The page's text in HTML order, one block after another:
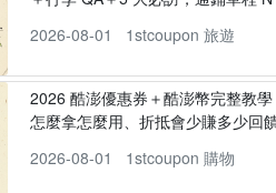
2026-08-01
1stcoupon 旅遊
2026 酷澎優惠券＋酷澎幣完整教
怎麼拿怎麼用、折抵會少賺多少回
2026-08-01
1stcoupon 購物